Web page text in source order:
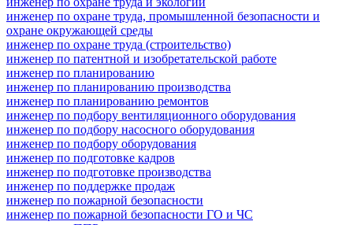
инженер по охране труда, промышленной безопасности и
охране окружающей среды
инженер по охране труда (строительство)
инженер по патентной и изобретательской работе
инженер по планированию
инженер по планированию производства
инженер по планированию ремонтов
инженер по подбору вентиляционного оборудования
инженер по подбору насосного оборудования
инженер по подбору оборудования
инженер по подготовке кадров
инженер по подготовке производства
инженер по поддержке продаж
инженер по пожарной безопасности
инженер по пожарной безопасности ГО и ЧС